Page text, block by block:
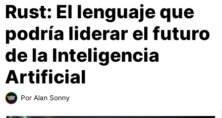
Rust: El lenguaje que
podría liderar el futuro
de la Inteligencia
Artificial
Por Alan Sonny